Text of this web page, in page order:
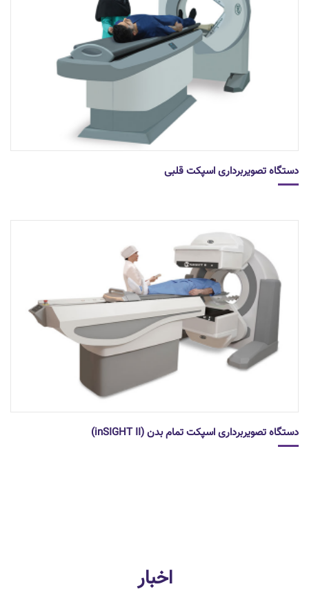
دستگاه تصویربرداری اسپکت قلبی
دستگاه تصویربرداری اسپکت تمام بدن (inSIGHT II)
اخبار